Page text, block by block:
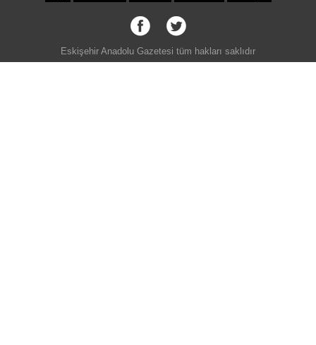
Eskişehir Anadolu Gazetesi tüm hakları saklıdır